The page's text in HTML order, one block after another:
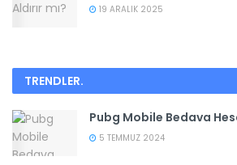
19 ARALIK 2025
TRENDLER.
Pubg Mobile Bedava
5 TEMMUZ 2024